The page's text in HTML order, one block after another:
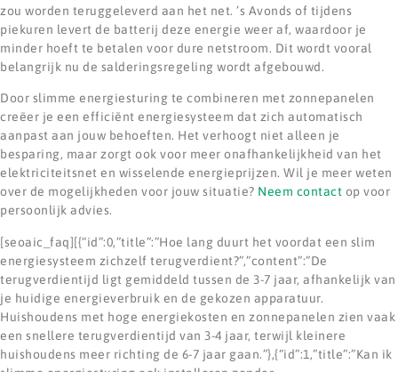
zou worden teruggeleverd aan het net. ’s Avonds of tijdens
piekuren levert de batterij deze energie weer af, waardoor je
minder hoeft te betalen voor dure netstroom. Dit wordt vooral
belangrijk nu de salderingsregeling wordt afgebouwd.
Door slimme energiesturing te combineren met zonnepanelen
creëer je een efficiënt energiesysteem dat zich automatisch
aanpast aan jouw behoeften. Het verhoogt niet alleen je
besparing, maar zorgt ook voor meer onafhankelijkheid van het
elektriciteitsnet en wisselende energieprijzen. Wil je meer weten
over de mogelijkheden voor jouw situatie? Neem contact op voor
persoonlijk advies.
[seoaic_faq][{“id”:0,”title”:”Hoe lang duurt het voordat een slim
energiesysteem zichzelf terugverdient?”,”content”:”De
terugverdientijd ligt gemiddeld tussen de 3-7 jaar, afhankelijk van
je huidige energieverbruik en de gekozen apparatuur.
Huishoudens met hoge energiekosten en zonnepanelen zien vaak
een snellere terugverdientijd van 3-4 jaar, terwijl kleinere
huishoudens meer richting de 6-7 jaar gaan.”},{“id”:1,”title”:”Kan ik